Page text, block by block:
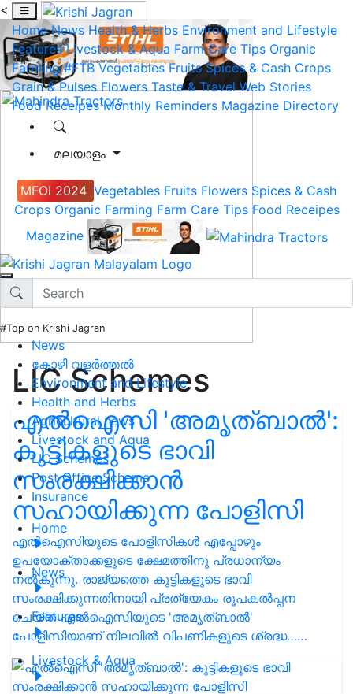
<
Home News Health & Herbs Environment and Lifestyle
Features Livestock & Aqua Farm Care Tips Organic
Farming #FTB Vegetables Fruits Spices & Cash Crops
Grain & Pulses Flowers Taste & Travel Web Stories
Food Receipes Monthly Reminders Magazine Directory
മലയാളം
MFOI 2024 Vegetables Fruits Flowers Spices & Cash
Crops Organic Farming Farm Care Tips Food Receipes
Magazine
#Top on Krishi Jagran
News
കോഴി വളർത്തൽ
Environment and Lifestyle
Health and Herbs
Agricultural news
Livestock and Aqua
LIC Schemes
Post Office Scheme
Insurance
Home
News
Features
Livestock & Aqua
LIC Schemes
എൽഐസി 'അമൃത്ബാൽ':
കുട്ടികളുടെ ഭാവി
സംരക്ഷിക്കാൻ
സഹായിക്കുന്ന പോളിസി
എൽഐസിയുടെ പോളിസികൾ എപ്പോഴും
ഉപയോക്താക്കളുടെ ക്ഷേമത്തിനു പ്രധാന്യം
നൽകുന്നു. രാജ്യത്തെ കുട്ടികളുടെ ഭാവി
സംരക്ഷിക്കുന്നതിനായി പ്രത്യേകം രൂപകൽപ്പന
ചെയ്ത എൽഐസിയുടെ 'അമൃത്ബാൽ'
പോളിസിയാണ് നിലവിൽ വിപണികളുടെ ശ്രദ്ധ……